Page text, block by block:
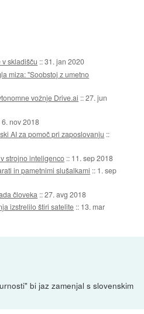
skladišču ::31. jan 2020
miza: "Soobstoj z umetno
vožnje Drive.ai ::27. jun
6. nov 2018
AI za pomoč pri zaposlovanju ::
strojno inteligenco :: 11. sep 2018
in pametnimi slušalkami :: 1. sep
človeka ::27. avg 2018
izstrelilo štiri satelite :: 13. mar
bi jaz zamenjal s slovenskim